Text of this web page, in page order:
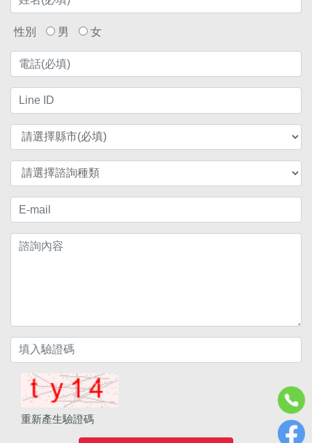
性別 男 女
重新產生驗證碼